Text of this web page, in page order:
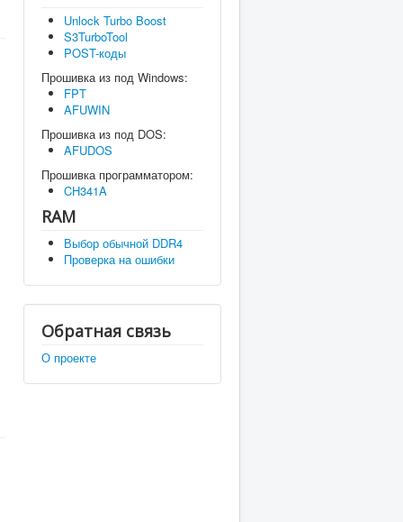
Unlock Turbo Boost
S3TurboTool
POST-коды
Прошивка из под Windows:
FPT
AFUWIN
Прошивка из под DOS:
AFUDOS
Прошивка программатором:
CH341A
RAM
Выбор обычной DDR4
Проверка на ошибки
Обратная связь
О проекте